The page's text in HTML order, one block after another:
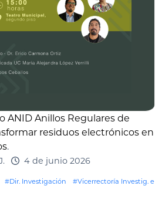
ANID Anillos Regulares de
residuos electrónicos en
.
4 de junio 2026
#Dir. Investigación
#Vicerrectoría Investig. e